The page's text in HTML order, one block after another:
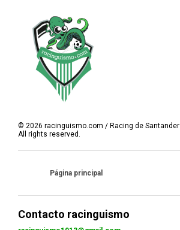
© 2026 racinguismo.com / Racing de Santander
All rights reserved.
Página principal
Contacto racinguismo